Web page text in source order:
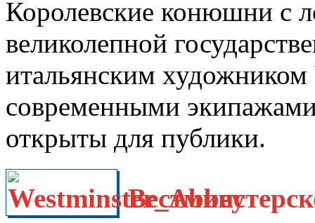
Королевские конюшни с
великолепной
итальянским
современными
открыты для публики.